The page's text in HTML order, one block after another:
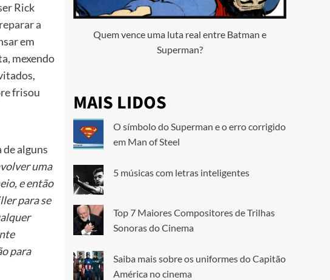
Rick
a
em
mexendo
frisou
alguns
uma
e então
para se
para
Quem vence uma luta real entre Batman e
Superman?
MAIS LIDOS
O símbolo do Superman e o erro corrigido
em Man of Steel
5 músicas com letras inteligentes
Top 7 Maiores Compositores de Trilhas
Sonoras do Cinema
Saiba mais sobre os uniformes do Capitão
América no cinema